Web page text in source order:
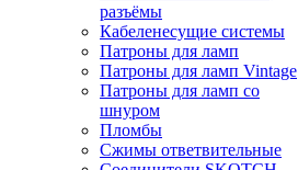
разъёмы
Кабеленесущие системы
Патроны для ламп
Патроны для ламп Vintage
Патроны для ламп со
шнуром
Пломбы
Сжимы ответвительные